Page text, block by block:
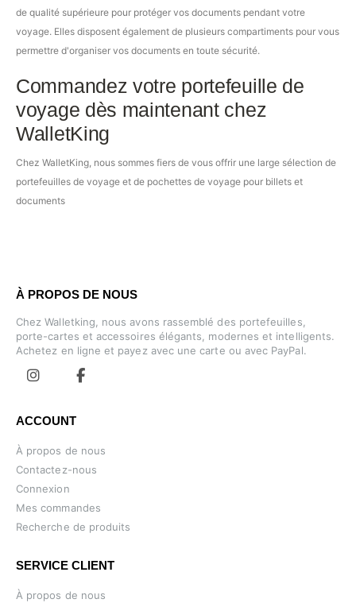
de qualité supérieure pour protéger vos documents pendant votre
voyage. Elles disposent également de plusieurs compartiments pour vous
permettre d'organiser vos documents en toute sécurité.
Commandez votre portefeuille de
voyage dès maintenant chez
WalletKing
Chez WalletKing, nous sommes fiers de vous offrir une large sélection de
portefeuilles de voyage et de pochettes de voyage pour billets et
documents
À PROPOS DE NOUS
Chez Walletking, nous avons rassemblé des portefeuilles,
porte-cartes et accessoires élégants, modernes et intelligents.
Achetez en ligne et payez avec une carte ou avec PayPal.
ACCOUNT
À propos de nous
Contactez-nous
Connexion
Mes commandes
Recherche de produits
SERVICE CLIENT
À propos de nous